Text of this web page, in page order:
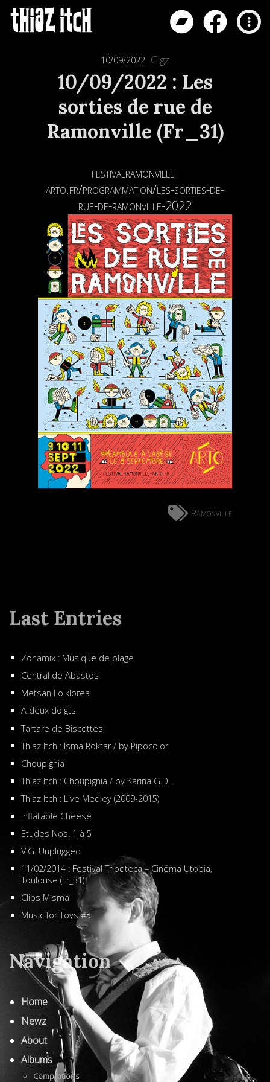
10/09/2022 Gigz
10/09/2022 : Les
sorties de rue de
Ramonville (Fr_31)
festivalramonville-
arto.fr/programmation/les-sorties-de-
rue-de-ramonville-2022
Ramonville
Last Entries
Zohamix : Musique de plage
Central de Abastos
Metsän Folklorea
A deux doigts
Tartare de Biscottes
Thiaz Itch : Isma Roktar / by Pipocolor
Choupignia
Thiaz Itch : Choupignia / by Karina G.D.
Thiaz Itch : Live Medley (2009-2015)
Inflatable Cheese
Etudes Nos. 1 à 5
V.G. Unplugged
11/02/2014 : Festival Tripoteca – Cinéma Utopia,
Toulouse (Fr_31)
Clips Misma
Music for Toys #5
Navigation
Home
Newz
About
Albums
Compilations